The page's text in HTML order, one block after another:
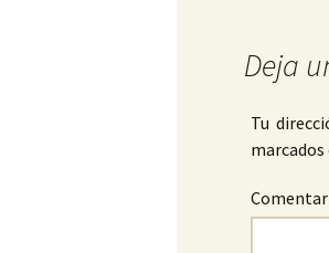
Deja
Tu
marcados